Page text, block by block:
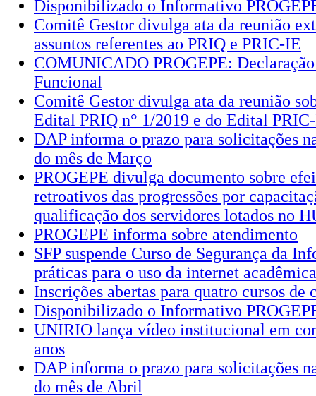
Disponibilizado o Informativo
Comitê Gestor divulga ata da reunião
assuntos referentes ao PRIQ e PRIC-IE
COMUNICADO PROGEPE:
Funcional
Comitê Gestor divulga ata da reunião
Edital PRIQ n° 1/2019 e do Edital
DAP informa o prazo para solicitações
do mês de Março
PROGEPE divulga documento sobre
retroativos das progressões por
qualificação dos servidores lotados no
PROGEPE informa sobre atendimento
SFP suspende Curso de Segurança da
práticas para o uso da internet acadêmica
Inscrições abertas para quatro cursos de
Disponibilizado o Informativo
UNIRIO lança vídeo institucional em
anos
DAP informa o prazo para solicitações
do mês de Abril